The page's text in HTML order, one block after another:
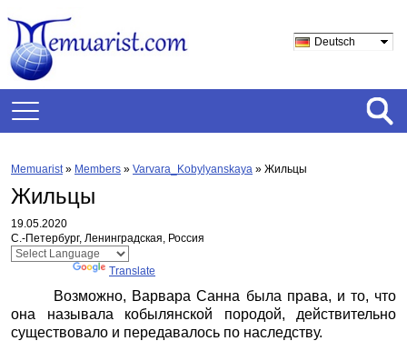
Deutsch
Memuarist» Members » Varvara_Kobylyanskaya » Жильцы
Жильцы
19.05.2020
С.-Петербург, Ленинградская, Россия
Translate
Возможно, Варвара Санна была права, и то, что
она называла кобылянской породой, действительно
существовало и передавалось по наследству.